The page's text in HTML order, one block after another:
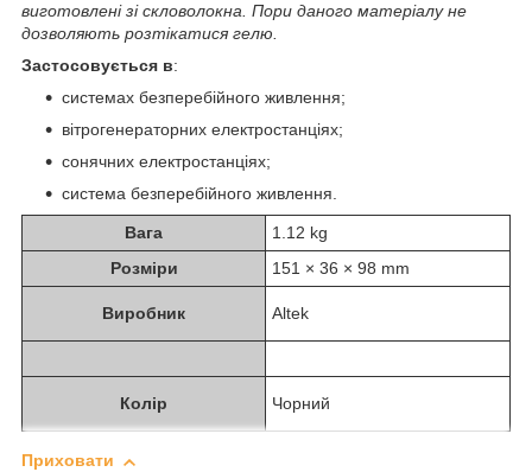
виготовлені зі скловолокна. Пори даного матеріалу не
дозволяють розтікатися гелю.
Застосовується в:
системах безперебійного живлення;
вітрогенераторних електростанціях;
сонячних електростанціях;
система безперебійного живлення.
Вага
1.12 kg
Розміри
151 × 36 × 98 mm
Виробник Altek
Колір Чорний
Приховати